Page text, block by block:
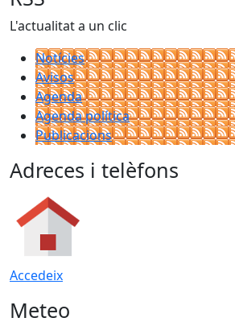
L'actualitat a un clic
Notícies
Avisos
Agenda
Agenda política
Publicacions
Adreces i telèfons
Accedeix
Meteo